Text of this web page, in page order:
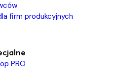
firm produkcyjnych
PRO